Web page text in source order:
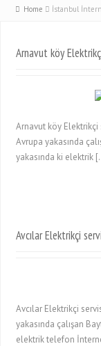
Home İstanbul
Arnavut köy
Arnavut köy
Avrupa yakasında
yakasında ki elektrik
Avcılar Elektrikçi
Avcılar Elektrikçi
yakasında çalışan
elektrik telefon